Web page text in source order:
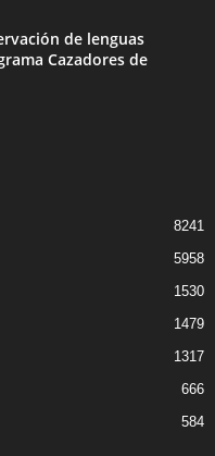
de lenguas
Cazadores de
8241
5958
1530
1479
1317
666
584